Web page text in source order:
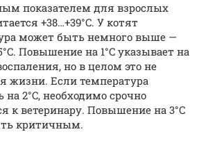
показателем для взрослых
+38…+39°C. У котят
может быть немного выше —
Повышение на 1°C указывает на
но в целом это не
жизни. Если температура
на 2°C, необходимо срочно
к ветеринару. Повышение на 3°C
критичным.